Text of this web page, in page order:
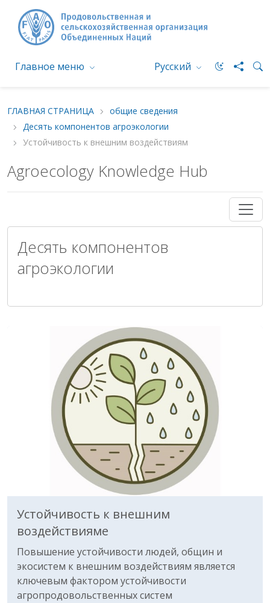
Главное меню Русский
ГЛАВНАЯ СТРАНИЦА
общие сведения
Десять компонентов агроэкологии
Устойчивость к внешним воздействиям
Agroecology Knowledge Hub
Десять компонентов
агроэкологии
Устойчивость к внешним
воздействиямe
Повышение устойчивости людей, общин и
экосистем к внешним воздействиям является
ключевым фактором устойчивости
агропродовольственных систем